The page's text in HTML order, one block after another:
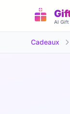
AI Gift
Cadeaux